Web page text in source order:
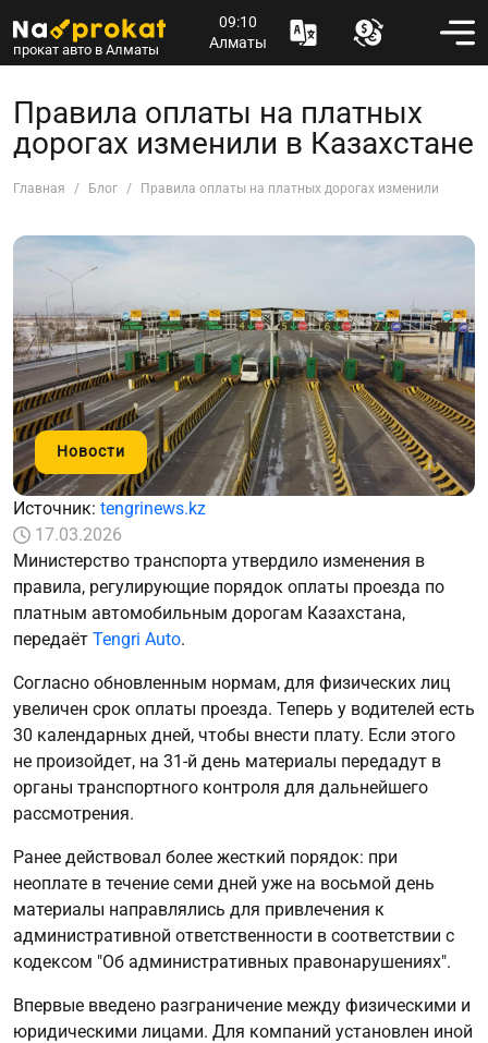
прокат авто в Алматы
09:10
Алматы
Правила оплаты на платных
дорогах изменили в Казахстане
Главная Блог Правила оплаты на платных дорогах изменили в
Новости
Источник: tengrinews.kz
17.03.2026
Министерство транспорта утвердило изменения в
правила, регулирующие порядок оплаты проезда по
платным автомобильным дорогам Казахстана,
передаёт Tengri Auto.
Согласно обновленным нормам, для физических лиц
увеличен срок оплаты проезда. Теперь у водителей есть
30 календарных дней, чтобы внести плату. Если этого
не произойдет, на 31-й день материалы передадут в
органы транспортного контроля для дальнейшего
рассмотрения.
Ранее действовал более жесткий порядок: при
неоплате в течение семи дней уже на восьмой день
материалы направлялись для привлечения к
административной ответственности в соответствии с
кодексом "Об административных правонарушениях".
Впервые введено разграничение между физическими и
юридическими лицами. Для компаний установлен иной